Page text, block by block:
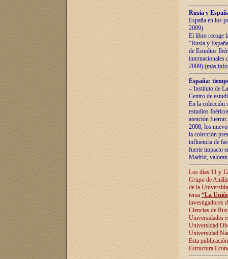
Rusia y
España en los
2009).
El libro recoge
“Rusia y
de Estudios
internacionales
2009) (más
España:
– Instituto de
Centro de
En la colección
estudios
atención
2008, los
la colección
influencia de
fuerte impacto
Madrid,
Los días 11 y
Grupo de
de la
tema “La
investigadores
Ciencias de
Universidades
Universidad
Universidad
Esta
Estructura